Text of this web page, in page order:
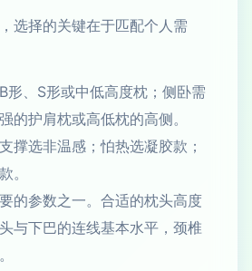
选择的关键在于匹配个人需
形、S形或中低高度枕；侧卧需
的护肩枕或高低枕的高侧。
撑选非温感；怕热选凝胶款；
。
的参数之一。合适的枕头高度
与下巴的连线基本水平，颈椎